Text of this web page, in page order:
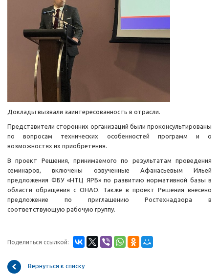
Доклады вызвали заинтересованность в отрасли.
Представители сторонних организаций были проконсультированы
по вопросам технических особенностей программ и о
возможностях их приобретения.
‎‎В проект Решения, принимаемого по результатам проведения
семинаров, включены озвученные Афанасьевым Ильей
предложения ФБУ «НТЦ ЯРБ» по развитию нормативной базы в
области обращения с ОНАО. Также в проект Решения внесено
предложение по приглашению Ростехнадзора в
соответствующую рабочую группу.
Поделиться ссылкой:
Вернуться к списку